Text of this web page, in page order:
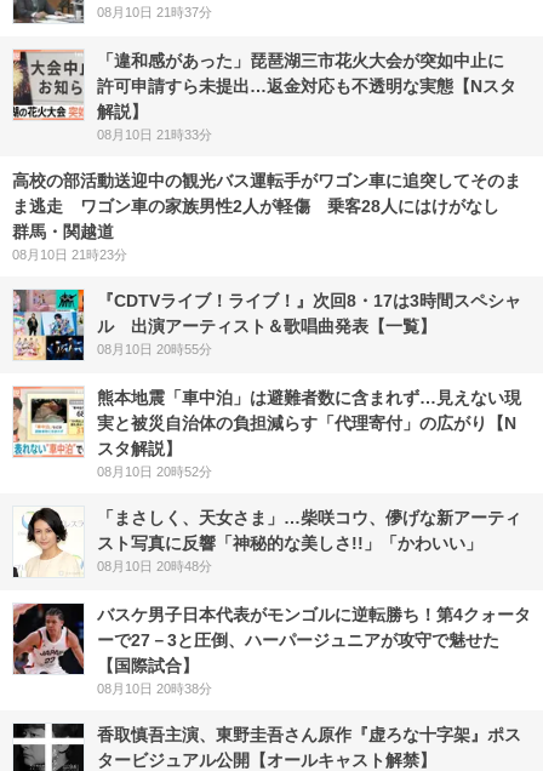
08月10日 21時37分
「違和感があった」琵琶湖三市花火大会が突如中止に
許可申請すら未提出…返金対応も不透明な実態【Nスタ
解説】
08月10日 21時33分
高校の部活動送迎中の観光バス運転手がワゴン車に追突してそのま
ま逃走 ワゴン車の家族男性2人が軽傷 乗客28人にはけがなし
群馬・関越道
08月10日 21時23分
『CDTVライブ！ライブ！』次回8・17は3時間スペシャ
ル 出演アーティスト＆歌唱曲発表【一覧】
08月10日 20時55分
熊本地震「車中泊」は避難者数に含まれず…見えない現
実と被災自治体の負担減らす「代理寄付」の広がり【N
スタ解説】
08月10日 20時52分
「まさしく、天女さま」…柴咲コウ、儚げな新アーティ
スト写真に反響「神秘的な美しさ!!」「かわいい」
08月10日 20時48分
バスケ男子日本代表がモンゴルに逆転勝ち！第4クォータ
ーで27－3と圧倒、ハーパージュニアが攻守で魅せた
【国際試合】
08月10日 20時38分
香取慎吾主演、東野圭吾さん原作『虚ろな十字架』ポス
タービジュアル公開【オールキャスト解禁】